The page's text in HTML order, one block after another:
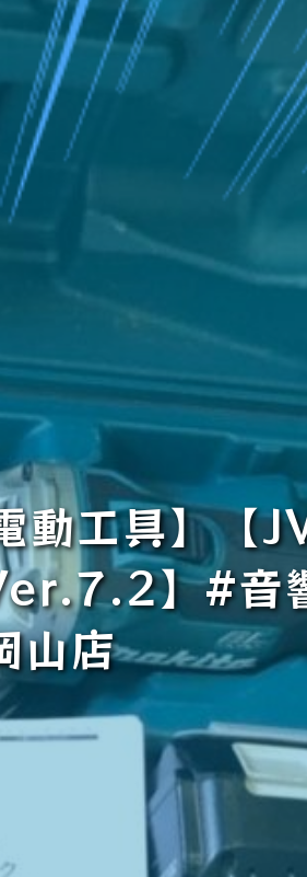
動工具】【
】#音
山店